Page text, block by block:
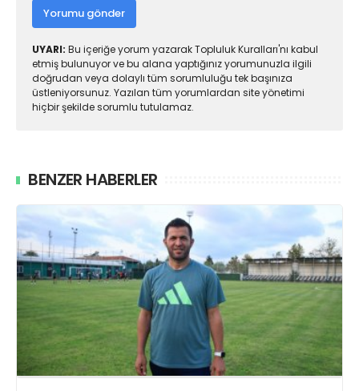
Yorumu gönder
UYARI: Bu içeriğe yorum yazarak Topluluk Kuralları'nı kabul
etmiş bulunuyor ve bu alana yaptığınız yorumunuzla ilgili
doğrudan veya dolaylı tüm sorumluluğu tek başınıza
üstleniyorsunuz. Yazılan tüm yorumlardan site yönetimi
hiçbir şekilde sorumlu tutulamaz.
BENZER HABERLER